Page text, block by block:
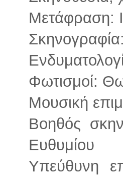
Μετάφραση:
Φωτισμοί:
Μουσική
Βοηθός
Ευθυμίου
Υπεύθυνη